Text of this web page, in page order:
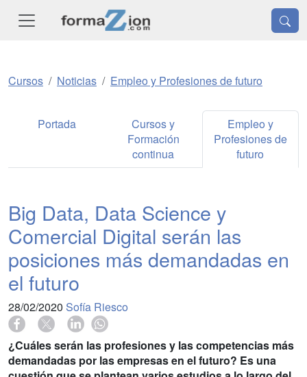
Cursos Noticias Empleo y Profesiones de futuro
Portada
Cursos y
Formación
continua
Empleo y
Profesiones de
futuro
Big Data, Data Science y
Comercial Digital serán las
posiciones más demandadas en
el futuro
28/02/2020 Sofía Riesco
¿Cuáles serán las profesiones y las competencias más
demandadas por las empresas en el futuro? Es una